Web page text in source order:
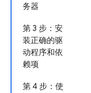
务器
第 3 步：安
装正确的驱
动程序和依
赖项
第 4 步：使